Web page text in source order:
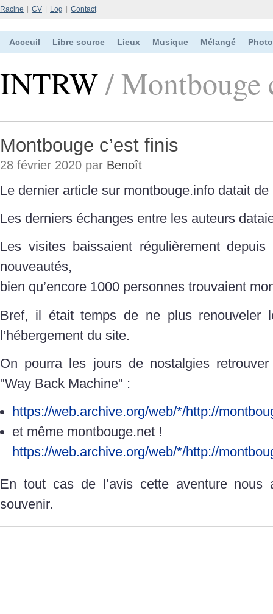
Racine CV Log Contact
Acceuil Libre source Lieux Musique Mélangé
INTRW/ Montbouge
Montbouge c’est finis
28 février 2020 par Benoît
Le dernier article sur montbouge.info datait de
Les derniers échanges entre les auteurs
Les visites baissaient régulièrement depuis
nouveautés,
bien qu’encore 1000 personnes trouvaient
Bref, il était temps de ne plus renouveler
l’hébergement du site.
On pourra les jours de nostalgies
"Way Back Machine" :
https://web.archive.org/web/*/http://
et même montbouge.net !
https://web.archive.org/web/*/http://
En tout cas de l’avis cette aventure
souvenir.